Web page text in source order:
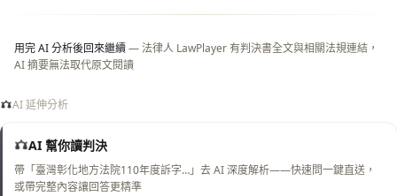
用完 AI 分析後回來繼續— 法律人 LawPlayer 有判決書全文與相關法規連結，
AI 摘要無法取代原文閱讀
AI 延伸分析
AI 幫你讀判決
帶「臺灣彰化地方法院110年度訴字…」去 AI 深度解析——快速問一鍵直送，
或帶完整內容讓回答更精準